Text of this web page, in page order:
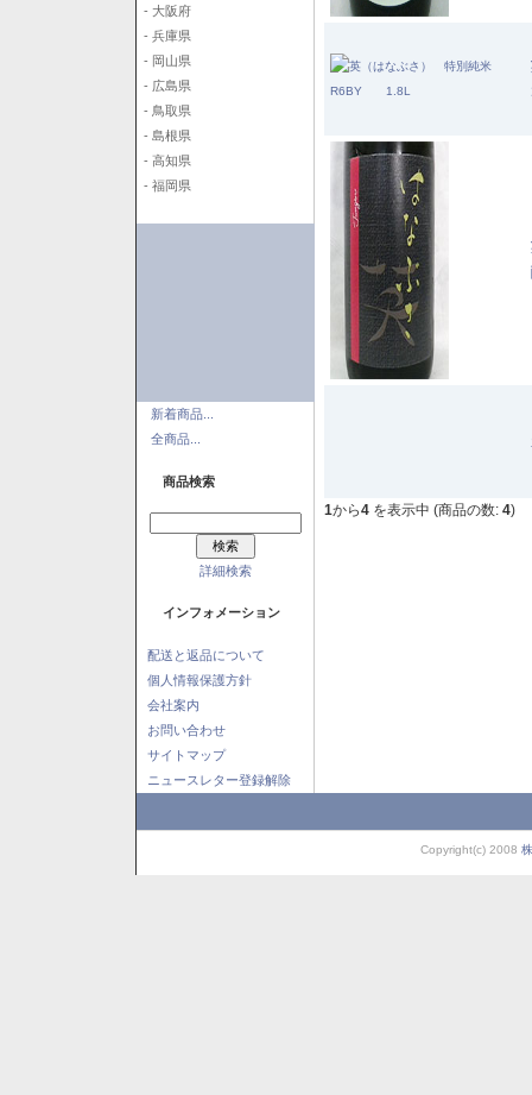
- 大阪府
- 兵庫県
- 岡山県
- 広島県
- 鳥取県
- 島根県
- 高知県
- 福岡県
新着商品...
全商品...
商品検索
詳細検索
インフォメーション
配送と返品について
個人情報保護方針
会社案内
お問い合わせ
サイトマップ
ニュースレター登録解除
1から4 を表示中 (商品の数: 4)
Copyright(c) 2008